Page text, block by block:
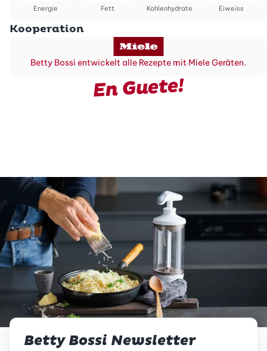
Energie Fett Kohlenhydrate Eiweiss
Kooperation
Betty Bossi entwickelt alle Rezepte mit Miele Geräten.
En Guete!
Betty Bossi Newsletter